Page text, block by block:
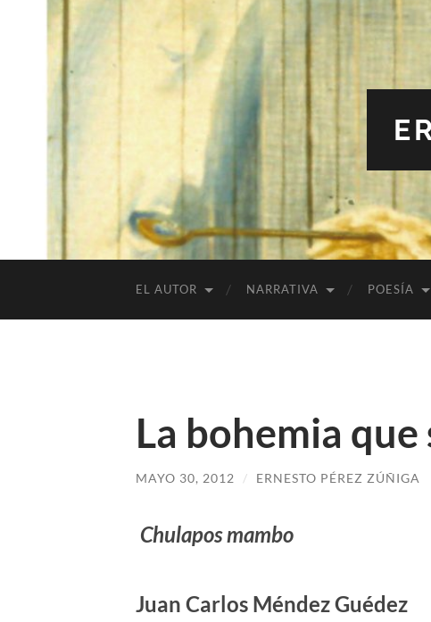
EL AUTOR NARRATIVA POESÍA
La bohemia
MAYO 30, 2012 / ERNESTO PÉREZ ZÚÑIGA
Chulapos mambo
Juan Carlos Méndez Guédez